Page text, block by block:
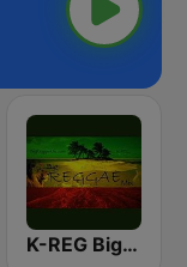
K-REG Big Reggae Mix